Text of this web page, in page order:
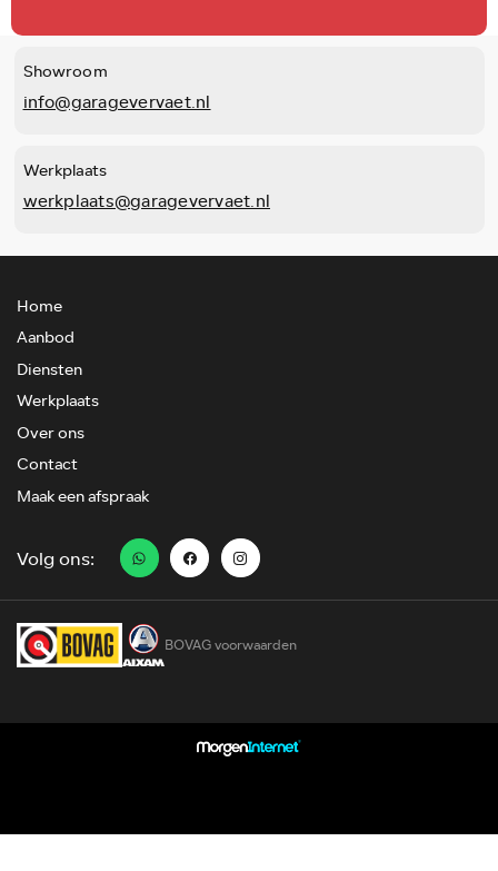
Showroom
info@garagevervaet.nl
Werkplaats
werkplaats@garagevervaet.nl
Home
Aanbod
Diensten
Werkplaats
Over ons
Contact
Maak een afspraak
Volg ons:
BOVAG voorwaarden